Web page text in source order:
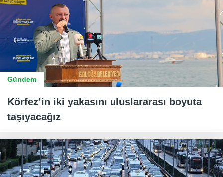
Gündem
Körfez’in iki yakasını uluslararası boyuta
taşıyacağız